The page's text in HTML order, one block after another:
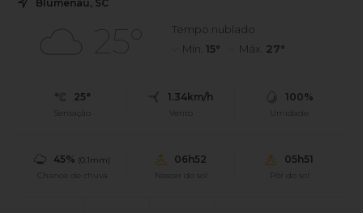
Blumenau, SC
25°
Tempo nublado
Mín. 15° Máx. 27°
25°
Sensação
1.34km/h
Vento
100%
Umidade
45% (0.1mm)
Chance de chuva
06h52
Nascer do sol
05h51
Pôr do sol